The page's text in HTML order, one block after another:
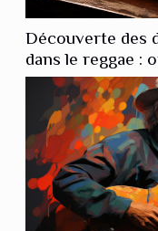
Découverte des
dans le reggae :